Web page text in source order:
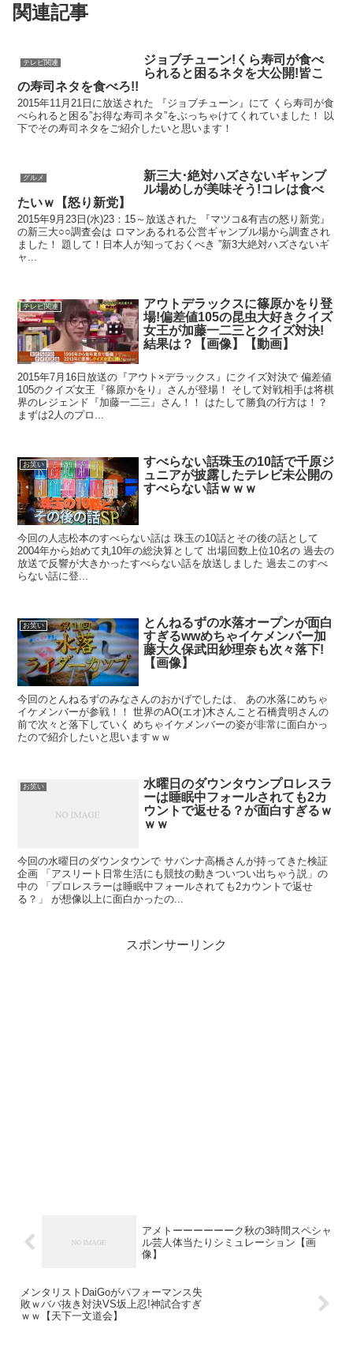
関連記事
テレビ関連
ジョブチューン!くら寿司が食べ
られると困るネタを大公開!皆こ
の寿司ネタを食べろ!!
2015年11月21日に放送された 『ジョブチューン』にて くら寿司が食
べられると困る”お得な寿司ネタ”をぶっちゃけてくれていました！ 以
下でその寿司ネタをご紹介したいと思います！
グルメ
新三大･絶対ハズさないギャンブ
ル場めしが美味そう!コレは食べ
たいｗ【怒り新党】
2015年9月23日(水)23：15～放送された 『マツコ&有吉の怒り新党』
の新三大○○調査会は ロマンあるれる公営ギャンブル場から調査され
ました！ 題して！日本人が知っておくべき ”新3大絶対ハズさないギ
ャ...
テレビ関連
アウトデラックスに篠原かをり登
場!偏差値105の昆虫大好きクイズ
女王が加藤一二三とクイズ対決!
結果は？【画像】【動画】
2015年7月16日放送の『アウト×デラックス』にクイズ対決で 偏差値
105のクイズ女王『篠原かをり』さんが登場！ そして対戦相手は将棋
界のレジェンド『加藤一二三』さん！！ はたして勝負の行方は！？
まずは2人のプロ...
お笑い
すべらない話珠玉の10話で千原ジ
ュニアが披露したテレビ未公開の
すべらない話ｗｗｗ
今回の人志松本のすべらない話は 珠玉の10話とその後の話として
2004年から始めて丸10年の総決算として 出場回数上位10名の 過去の
放送で反響が大きかったすべらない話を放送しました 過去このすべ
らない話に登...
お笑い
とんねるずの水落オープンが面白
すぎるwwめちゃイケメンバー加
藤大久保武田紗理奈も次々落下!
【画像】
今回のとんねるずのみなさんのおかげでしたは、 あの水落にめちゃ
イケメンバーが参戦！！ 世界のAO(エオ)木さんこと石橋貴明さんの
前で次々と落下していく めちゃイケメンバーの姿が非常に面白かっ
たので紹介したいと思いますｗｗ
お笑い
水曜日のダウンタウンプロレスラ
ーは睡眠中フォールされても2カ
ウントで返せる？が面白すぎるｗ
ｗｗ
今回の水曜日のダウンタウンで サバンナ高橋さんが持ってきた検証
企画 「アスリート日常生活にも競技の動きついつい出ちゃう説」の
中の 「プロレスラーは睡眠中フォールされても2カウントで返せ
る？」 が想像以上に面白かったの...
スポンサーリンク
アメトーーーーーーク秋の3時間スペシャ
ル芸人体当たりシミュレーション【画
像】
メンタリストDaiGoがパフォーマンス失
敗ｗババ抜き対決VS坂上忍!神試合すぎ
ｗｗ【天下一文道会】